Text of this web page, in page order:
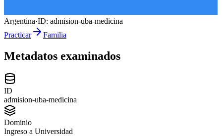
Argentina·ID: admision-uba-medicina
Practicar
Familia
Metadatos examinados
ID
admision-uba-medicina
Dominio
Ingreso a Universidad